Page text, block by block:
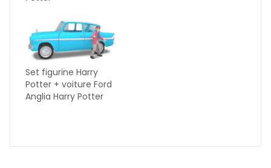
Set figurine Harry
Potter + voiture Ford
Anglia Harry Potter